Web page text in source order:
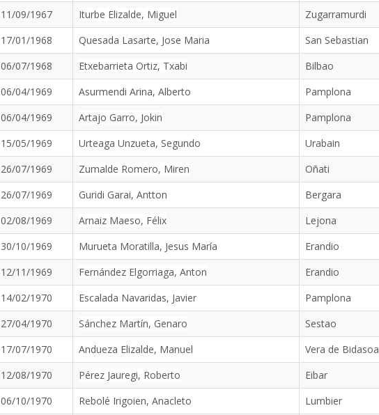
11/09/1967
Iturbe Elizalde, Miguel Zugarramurdi
17/01/1968
Quesada Lasarte, Jose Maria San Sebastian
06/07/1968
Etxebarrieta Ortiz, Txabi Bilbao
06/04/1969
Asurmendi Arina, Alberto Pamplona
06/04/1969
Artajo Garro, Jokin Pamplona
15/05/1969
Urteaga Unzueta, Segundo Urabain
26/07/1969
Zumalde Romero, Miren Oñati
26/07/1969
Guridi Garai, Antton Bergara
02/08/1969
Arnaiz Maeso, Félix Lejona
30/10/1969
Murueta Moratilla, Jesus María Erandio
12/11/1969
Fernández Elgorriaga, Anton Erandio
14/02/1970
Escalada Navaridas, Javier Pamplona
27/04/1970
Sánchez Martín, Genaro Sestao
17/07/1970
Andueza Elizalde, Manuel Vera de Bidasoa
12/08/1970
Pérez Jauregi, Roberto Eibar
06/10/1970
Rebolé Irigoien, Anacleto Lumbier